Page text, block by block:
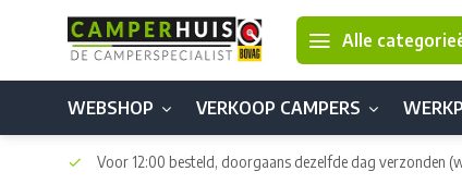
Alle
WEBSHOP VERKOOP CAMPERS
Voor 12:00 besteld, doorgaans dezelfde dag verzonden